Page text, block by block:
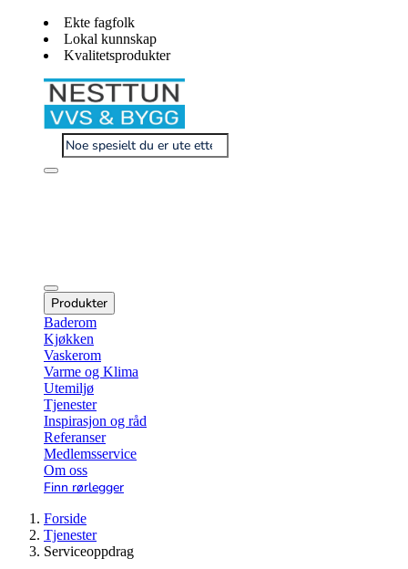
Ekte fagfolk
Lokal kunnskap
Kvalitetsprodukter
Produkter
Baderom
Kjøkken
Vaskerom
Varme og Klima
Utemiljø
Tjenester
Inspirasjon og råd
Referanser
Medlemsservice
Om oss
Finn rørlegger
Forside
Tjenester
Serviceoppdrag